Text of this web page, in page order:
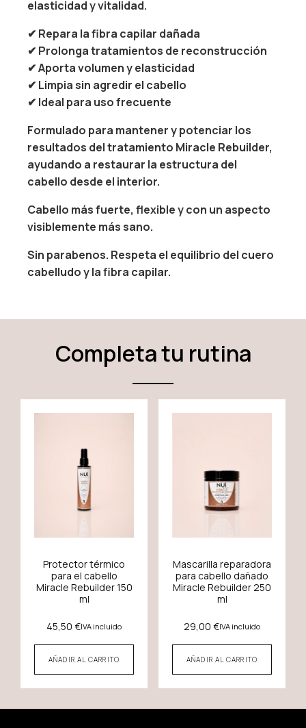
elasticidad y vitalidad.
✔ Repara la fibra capilar dañada
✔ Prolonga tratamientos de reconstrucción
✔ Aporta volumen y elasticidad
✔ Limpia sin agredir el cabello
✔ Ideal para uso frecuente
Formulado para mantener y potenciar los
resultados del tratamiento Miracle Rebuilder,
ayudando a restaurar la estructura del
cabello desde el interior.
Cabello más fuerte, flexible y con un aspecto
visiblemente más sano.
Sin parabenos. Respeta el equilibrio del cuero
cabelludo y la fibra capilar.
Completa tu rutina
Protector térmico
para el cabello
Miracle Rebuilder 150
ml
45,50 €IVA incluido
AÑADIR AL CARRITO
Mascarilla reparadora
para cabello dañado
Miracle Rebuilder 250
ml
29,00 €IVA incluido
AÑADIR AL CARRITO